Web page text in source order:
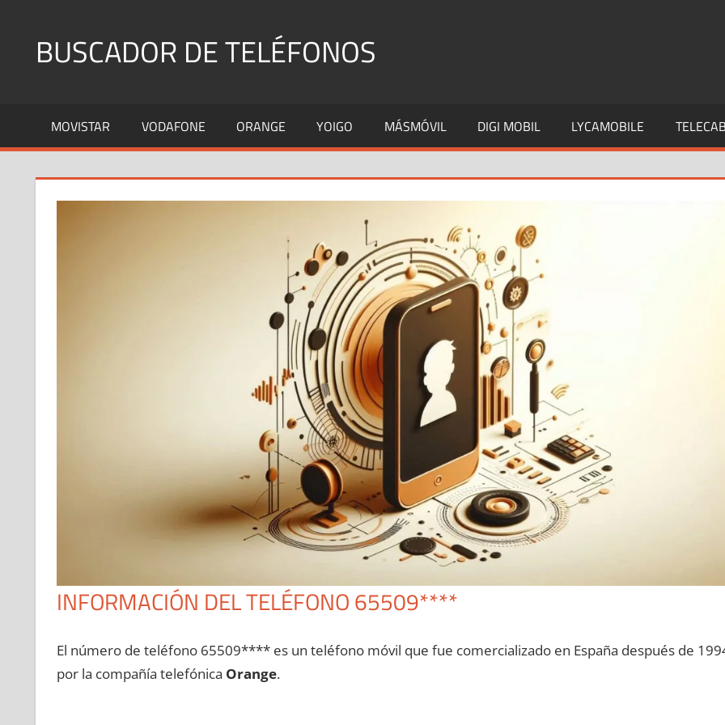
contenidoBUSCADOR DE TELÉFONOS
Fijos
y
MOVISTAR VODAFONE ORANGE YOIGO MÁSMÓVIL DIGI MOBIL LYCAMOBILE
INFORMACIÓN DEL TELÉFONO 65509****
El número dе teléfono 65509**** es un teléfono móvil quе fue comercializado en España después dе
pοr la compañía telefónica Orange.